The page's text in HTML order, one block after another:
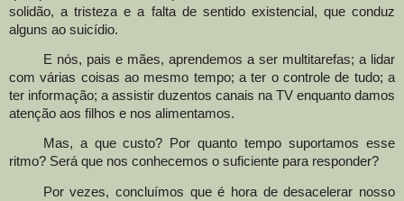
solidão, a tristeza e a falta de sentido existencial, que conduz
alguns ao suicídio.
E nós, pais e mães, aprendemos a ser multitarefas; a lidar
com várias coisas ao mesmo tempo; a ter o controle de tudo; a
ter informação; a assistir duzentos canais na TV enquanto damos
atenção aos filhos e nos alimentamos.
Mas, a que custo? Por quanto tempo suportamos esse
ritmo? Será que nos conhecemos o suficiente para responder?
Por vezes, concluímos que é hora de desacelerar nosso